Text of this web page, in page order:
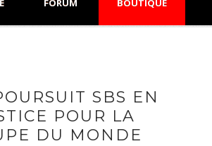
FORUM BOUTIQUE
SBS EN
POUR LA
DU MONDE